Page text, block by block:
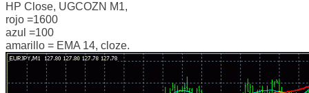
HP Close, UGCOZN M1,
rojo =1600
azul =100
amarillo = EMA 14, cloze.